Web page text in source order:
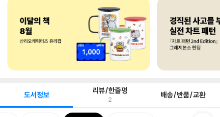
도서정보 리뷰/한줄평
2 배송/반품/교환